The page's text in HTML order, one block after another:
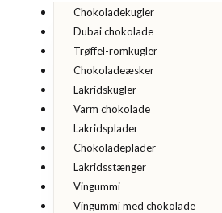
Chokoladekugler
Dubai chokolade
Trøffel-romkugler
Chokoladeæsker
Lakridskugler
Varm chokolade
Lakridsplader
Chokoladeplader
Lakridsstænger
Vingummi
Vingummi med chokolade